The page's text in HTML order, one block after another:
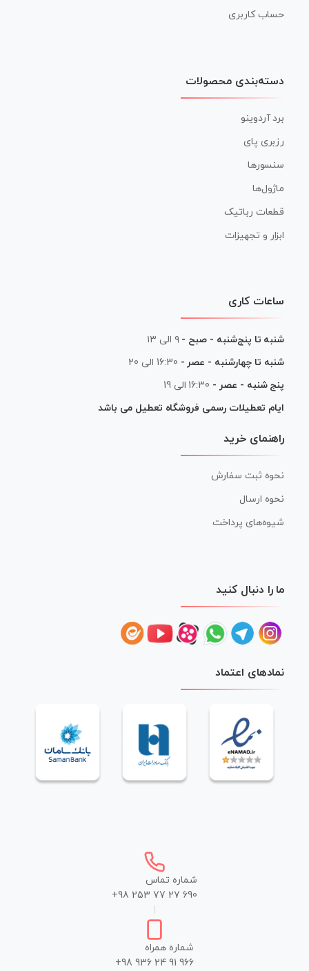
حساب کاربری
دسته‌بندی محصولات
برد آردوینو
رزبری پای
سنسورها
ماژول‌ها
قطعات رباتیک
ابزار و تجهیزات
ساعات کاری
شنبه تا پنج‌شنبه - صبح - ۹ الی ۱۳
شنبه تا چهارشنبه - عصر - 16:30 الی 20
پنج شنبه - عصر - 16:30 الی 19
ایام تعطیلات رسمی فروشگاه تعطیل می باشد
راهنمای خرید
نحوه ثبت سفارش
نحوه ارسال
شیوه‌های پرداخت
ما را دنبال کنید
نمادهای اعتماد
شماره تماس
+98 253 77 27 690
شماره همراه
+98 936 24 91 966